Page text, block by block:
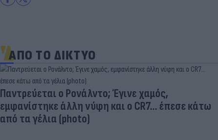
ΑΠΟ ΤΟ ΔΙΚΤΥΟ
Παντρεύεται ο Ρονάλντο; Έγινε χαμός,
εμφανίστηκε άλλη νύφη και ο CR7… έπεσε κάτω
από τα γέλια (photo)